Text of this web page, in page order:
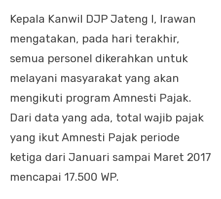
Kepala Kanwil DJP Jateng I, Irawan
mengatakan, pada hari terakhir,
semua personel dikerahkan untuk
melayani masyarakat yang akan
mengikuti program Amnesti Pajak.
Dari data yang ada, total wajib pajak
yang ikut Amnesti Pajak periode
ketiga dari Januari sampai Maret 2017
mencapai 17.500 WP.